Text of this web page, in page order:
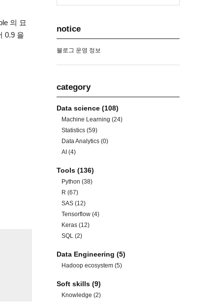
의 묘
0.9 을
notice
블로그 운영 정보
category
Data science (108)
Machine Learning (24)
Statistics (59)
Data Analytics (0)
AI (4)
Tools (136)
Python (38)
R (67)
SAS (12)
Tensorflow (4)
Keras (12)
SQL (2)
Data Engineering (5)
Hadoop ecosystem (5)
Soft skills (9)
Knowledge (2)